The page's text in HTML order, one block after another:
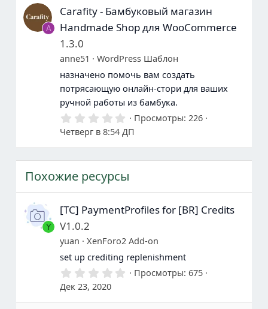
в
е
з
A
Carafity - Бамбуковый магазин
Handmade Shop для WooCommerce
1.3.0
anne51
WordPress Шаблон
назначено помочь вам создать
потрясающую онлайн-стори для ваших
ручной работы из бамбука.
0
.
0
0
е
з
д
ы
Просмотры 226
Четверг в 8:54 ДП
Похожие ресурсы
Y
[TC] PaymentProfiles for [BR] Credits
V1.0.2
yuan
XenForo2 Add-on
set up crediting replenishment
0
0
Просмотры 675
Дек 23, 2020